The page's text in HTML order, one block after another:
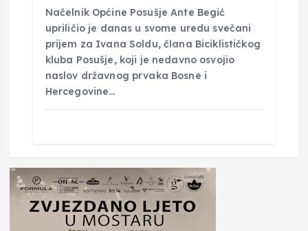
Načelnik Općine Posušje Ante Begić
upriličio je danas u svome uredu svečani
prijem za Ivana Soldu, člana Biciklističkog
kluba Posušje, koji je nedavno osvojio
naslov državnog prvaka Bosne i
Hercegovine…